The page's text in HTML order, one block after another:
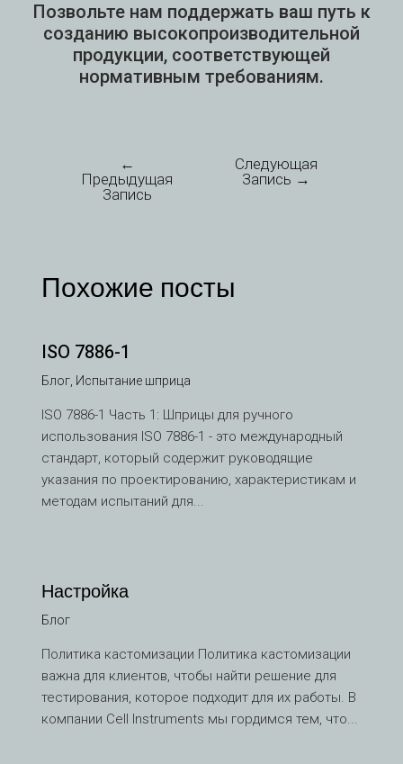
Позвольте нам поддержать ваш путь к
созданию высокопроизводительной
продукции, соответствующей
нормативным требованиям.
←
Предыдущая
Запись
Следующая
Запись →
Похожие посты
ISO 7886-1
Блог, Испытание шприца
ISO 7886-1 Часть 1: Шприцы для ручного
использования ISO 7886-1 - это международный
стандарт, который содержит руководящие
указания по проектированию, характеристикам и
методам испытаний для...
Настройка
Блог
Политика кастомизации Политика кастомизации
важна для клиентов, чтобы найти решение для
тестирования, которое подходит для их работы. В
компании Cell Instruments мы гордимся тем, что...
UK
TH